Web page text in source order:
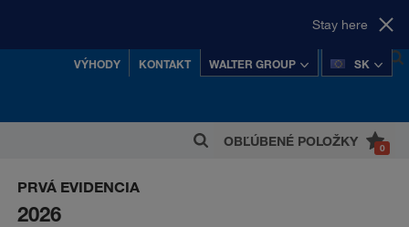
Stay here
VÝHODY KONTAKT WALTER GROUP SK
OBĽÚBENÉ POLOŽKY 0
PRVÁ EVIDENCIA
2026